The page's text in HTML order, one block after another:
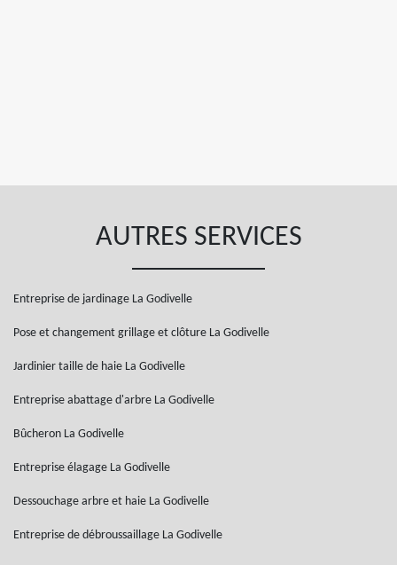
AUTRES SERVICES
Entreprise de jardinage La Godivelle
Pose et changement grillage et clôture La Godivelle
Jardinier taille de haie La Godivelle
Entreprise abattage d'arbre La Godivelle
Bûcheron La Godivelle
Entreprise élagage La Godivelle
Dessouchage arbre et haie La Godivelle
Entreprise de débroussaillage La Godivelle